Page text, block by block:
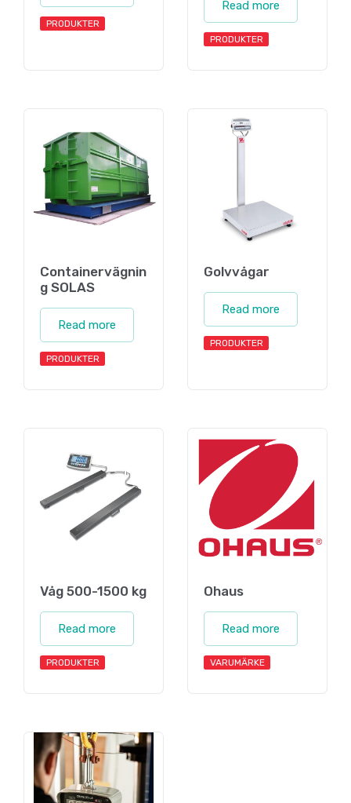
PRODUKTER
Read more
PRODUKTER
Containervägnin
g SOLAS
Read more
PRODUKTER
Golvvågar
Read more
PRODUKTER
Våg 500-1500 kg
Read more
PRODUKTER
Ohaus
Read more
VARUMÄRKE